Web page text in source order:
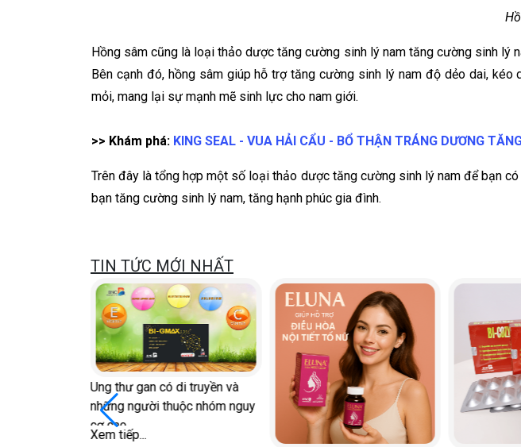
Hồng sâm cũng là loại thảo dược tăng cường sinh lý nam tăng cường sinh lý
Bên cạnh đó, hồng sâm giúp hỗ trợ tăng cường sinh lý nam độ dẻo dai,
mỏi, mang lại sự mạnh mẽ sinh lực cho nam giới.
>> Khám phá: KING SEAL - VUA HẢI CẨU - BỔ THẬN TRÁNG DƯƠNG
Trên đây là tổng hợp một số loại thảo dược tăng cường sinh lý nam để bạn
bạn tăng cường sinh lý nam, tăng hạnh phúc gia đình.
TIN TỨC MỚI NHẤT
Tại sao